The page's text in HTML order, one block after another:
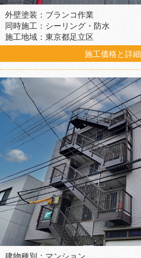
外壁塗装：ブランコ作業
同時施工：シーリング・防水
施工地域：東京都足立区
施工価格と詳細
建物種別：マンション